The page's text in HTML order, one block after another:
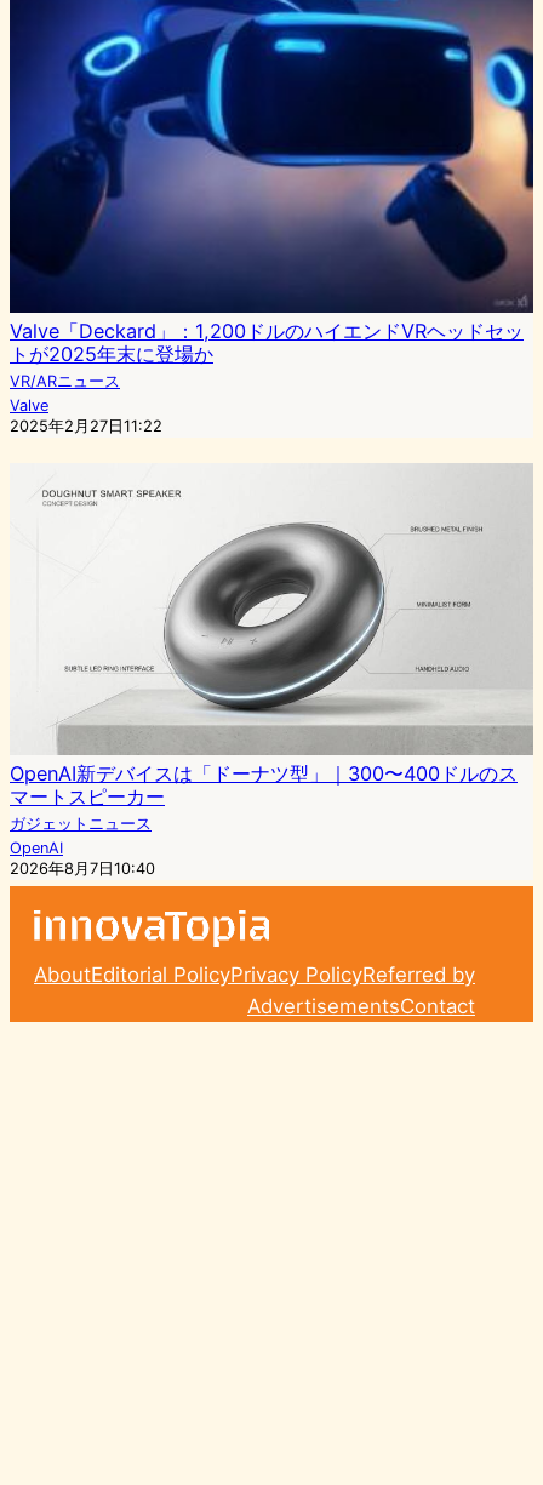
Valve「Deckard」：1,200ドルのハイエンドVRヘッドセッ
トが2025年末に登場か
VR/ARニュース
Valve
2025年2月27日11:22
OpenAI新デバイスは「ドーナツ型」｜300〜400ドルのス
マートスピーカー
ガジェットニュース
OpenAI
2026年8月7日10:40
AboutEditorial PolicyPrivacy PolicyReferred by
AdvertisementsContact